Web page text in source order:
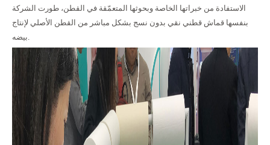
الاستفادة من خبراتها الخاصة وبحوثها المتعمّقة في القطن، طورت الشركة
بنفسها قماش قطني نقي بدون نسج بشكل مباشر من القطن الأصلي لإنتاج
بيضه.